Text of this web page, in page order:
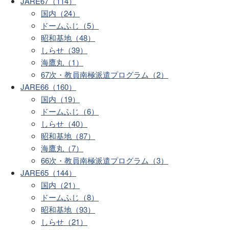
国内（24）
ドームふじ（5）
昭和基地（48）
しらせ（39）
海鷹丸（1）
67次・教員南極派遣プログラム（2）
JARE66（160）
国内（19）
ドームふじ（6）
しらせ（40）
昭和基地（87）
海鷹丸（7）
66次・教員南極派遣プログラム（3）
JARE65（144）
国内（21）
ドームふじ（8）
昭和基地（93）
しらせ（21）